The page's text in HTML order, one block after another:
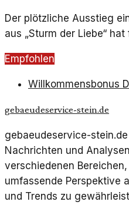
Der plötzliche Ausstieg
aus „Sturm der Liebe“
gelüftet.
Empfohlen
Willkommensbonus
gebaeudeservice-stein.de
gebaeudeservice-
Nachrichten und
verschiedenen
umfassende Perspektive
und Trends zu